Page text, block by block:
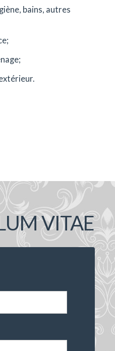
bains, autres
VITAE